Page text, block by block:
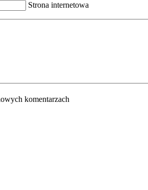
Strona internetowa
komentarzach